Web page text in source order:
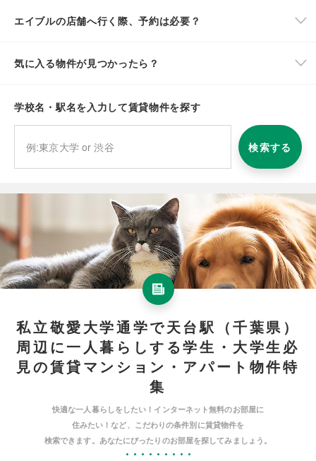
エイブルの店舗へ行く際、予約は必要？
気に入る物件が見つかったら？
学校名・駅名を入力して賃貸物件を探す
検索する
私立敬愛大学通学で天台駅（千葉県）
周辺に一人暮らしする学生・大学生必
見の賃貸マンション・アパート物件特
集
快適な一人暮らしをしたい！インターネット無料のお部屋に
住みたい！など、こだわりの条件別に賃貸物件を
検索できます。あなたにぴったりのお部屋を探してみましょう。